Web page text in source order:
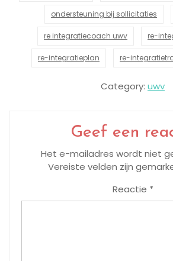
ondersteuning bij sollicitaties
re integratiecoach uwv re-
re-integratieplan re-
Category: uwv
Geef een
Het e-mailadres wordt niet
Vereiste velden zijn
Reactie *